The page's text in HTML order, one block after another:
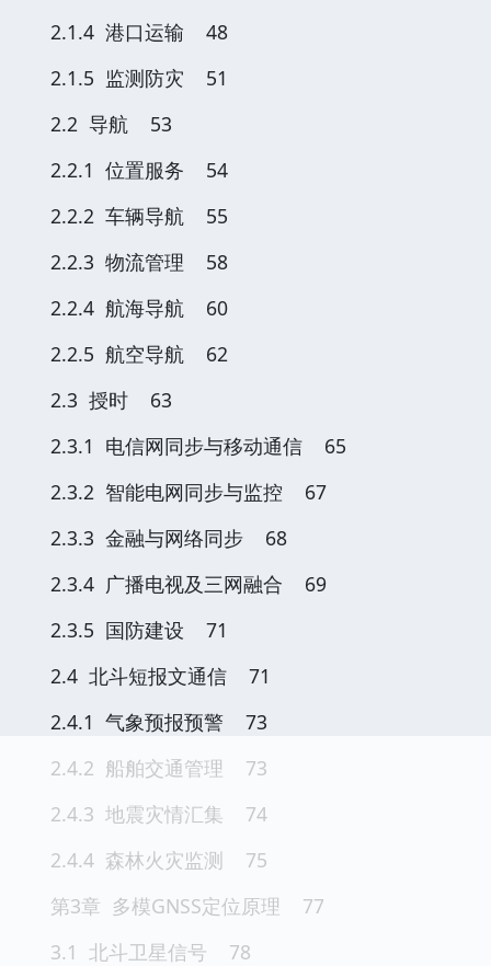
2.1.4 港口运输 48
2.1.5 监测防灾 51
2.2 导航 53
2.2.1 位置服务 54
2.2.2 车辆导航 55
2.2.3 物流管理 58
2.2.4 航海导航 60
2.2.5 航空导航 62
2.3 授时 63
2.3.1 电信网同步与移动通信 65
2.3.2 智能电网同步与监控 67
2.3.3 金融与网络同步 68
2.3.4 广播电视及三网融合 69
2.3.5 国防建设 71
2.4 北斗短报文通信 71
2.4.1 气象预报预警 73
2.4.2 船舶交通管理 73
2.4.3 地震灾情汇集 74
2.4.4 森林火灾监测 75
第3章 多模GNSS定位原理 77
3.1 北斗卫星信号 78